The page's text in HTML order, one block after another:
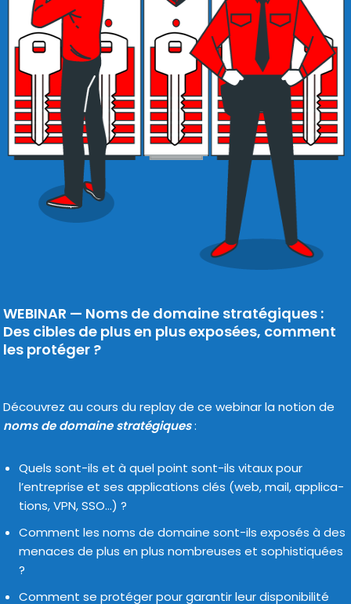
WEBINAR — Noms de domaine stratégiques :
Des cibles de plus en plus exposées, comment
les protéger ?
Découvrez au cours du replay de ce webi­nar la notion de
noms de domaine stra­té­giques:
Quels sont-ils et à quel point sont-ils vitaux pour
l’entreprise et ses appli­ca­tions clés (web, mail, appli­ca­
tions, VPN, SSO…) ?
Comment les noms de domaine sont-ils expo­sés à des
menaces de plus en plus nom­breuses et sophis­ti­quées
?
Comment se pro­té­ger pour garan­tir leur dis­po­ni­bi­li­té